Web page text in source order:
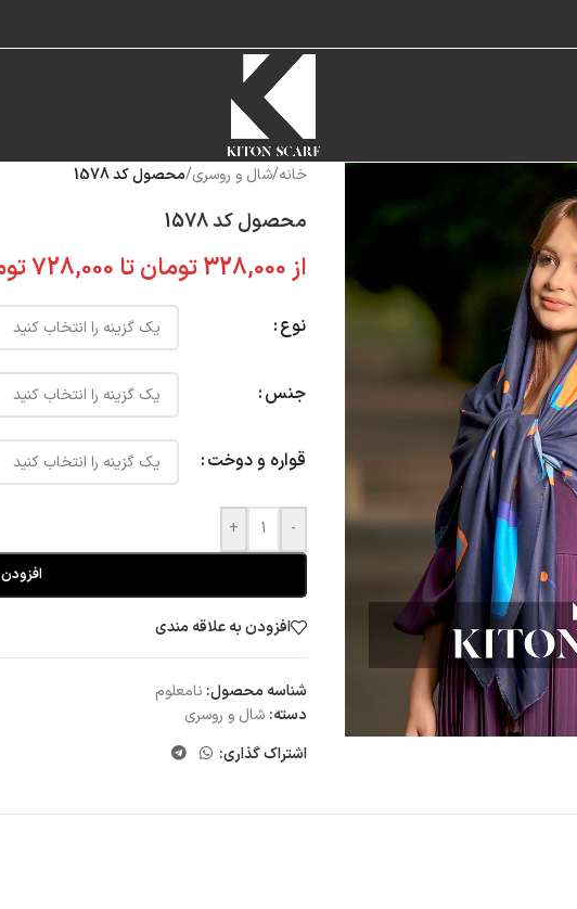
خانه/شال و روسری/محصول کد 1578
محصول کد 1578
از328,000تومانتا 728,000
نوع
جنس
قواره و دوخت
-
+
افزودن به علاقه مندی
شناسه محصول: نامعلوم
دسته: شال و روسری
اشتراک گذاری: